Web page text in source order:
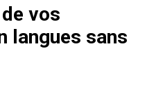
vos
langues sans